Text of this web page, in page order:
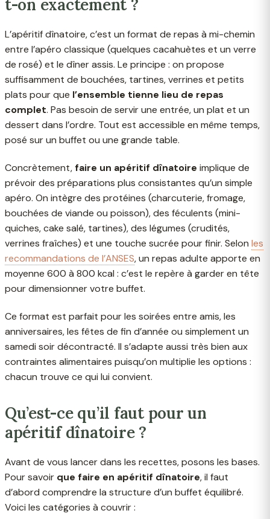
t-on exactement ?
L’apéritif dînatoire, c’est un format de repas à mi-chemin
entre l’apéro classique (quelques cacahuètes et un verre
de rosé) et le dîner assis. Le principe : on propose
suffisamment de bouchées, tartines, verrines et petits
plats pour que l’ensemble tienne lieu de repas
complet. Pas besoin de servir une entrée, un plat et un
dessert dans l’ordre. Tout est accessible en même temps,
posé sur un buffet ou une grande table.
Concrètement,faire un apéritif dînatoire implique de
prévoir des préparations plus consistantes qu’un simple
apéro. On intègre des protéines (charcuterie, fromage,
bouchées de viande ou poisson), des féculents (mini-
quiches, cake salé, tartines), des légumes (crudités,
verrines fraîches) et une touche sucrée pour finir. Selon les
recommandations de l’ANSES, un repas adulte apporte en
moyenne 600 à 800 kcal : c’est le repère à garder en tête
pour dimensionner votre buffet.
Ce format est parfait pour les soirées entre amis, les
anniversaires, les fêtes de fin d’année ou simplement un
samedi soir décontracté. Il s’adapte aussi très bien aux
contraintes alimentaires puisqu’on multiplie les options :
chacun trouve ce qui lui convient.
Qu’est-ce qu’il faut pour un
apéritif dînatoire ?
Avant de vous lancer dans les recettes, posons les bases.
Pour savoir que faire en apéritif dînatoire, il faut
d’abord comprendre la structure d’un buffet équilibré.
Voici les catégories à couvrir :